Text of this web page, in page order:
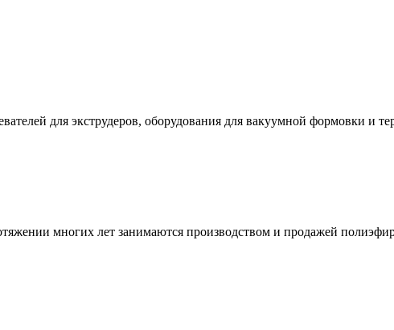
для экструдеров, оборудования для вакуумной формовки и
многих лет занимаются производством и продажей